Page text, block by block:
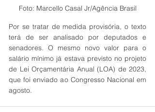
Foto: Marcello Casal Jr/Agência Brasil
Por se tratar de medida provisória, o texto
terá de ser analisado por deputados e
senadores. O mesmo novo valor para o
salário mínimo já estava previsto no projeto
de Lei Orçamentária Anual (LOA) de 2023,
que foi enviado ao Congresso Nacional em
agosto.